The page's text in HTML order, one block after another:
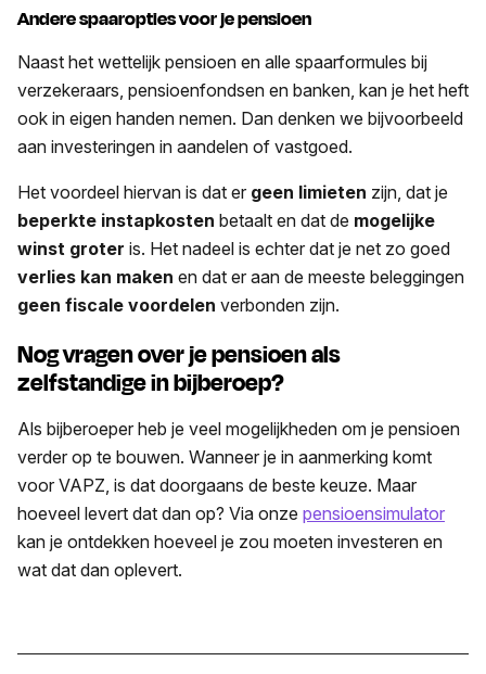
Andere spaaropties voor je pensioen
Naast het wettelijk pensioen en alle spaarformules bij
verzekeraars, pensioenfondsen en banken, kan je het heft
ook in eigen handen nemen. Dan denken we bijvoorbeeld
aan investeringen in aandelen of vastgoed.
Het voordeel hiervan is dat er geen limieten zijn, dat je
beperkte instapkosten betaalt en dat de mogelijke
winst groter is. Het nadeel is echter dat je net zo goed
verlies kan maken en dat er aan de meeste beleggingen
geen fiscale voordelen verbonden zijn.
Nog vragen over je pensioen als
zelfstandige in bijberoep?
Als bijberoeper heb je veel mogelijkheden om je pensioen
verder op te bouwen. Wanneer je in aanmerking komt
voor VAPZ, is dat doorgaans de beste keuze. Maar
hoeveel levert dat dan op? Via onze pensioensimulator
kan je ontdekken hoeveel je zou moeten investeren en
wat dat dan oplevert.